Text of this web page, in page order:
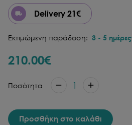
Delivery 21€
Εκτιμώμενη παράδοση: 3 - 5 ημέρες
210.00€
Ποσότητα 1
Προσθήκη στο καλάθι